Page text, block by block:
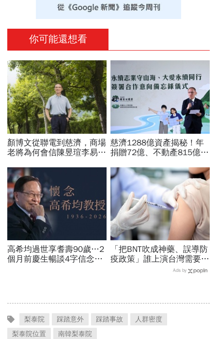
你可能還想看
顏博文從聯電到慈濟，商場
老將為何會信陳昱瑄李易
聲：將捍衛信眾捐款、蔡英
文也說話
慈濟1288億資產揭秘！年
捐贈72億、不動產815億…
採購經過，他拆解信件批越
描越黑
高希均過世享耆壽90歲…2
個月前慶生暢談4字信念，
「把BNT吹成神藥、誤導防
疫政策」誰上演台灣需要中
國施予恩惠的大戲？杜奕
Ads by
梨泰院 踩踏意外 踩踏事故
人群密度
梨泰院位置
南韓梨泰院